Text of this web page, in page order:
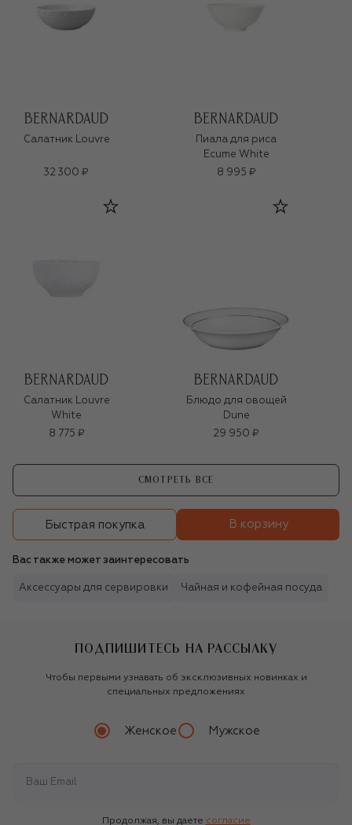
Салатник Louvre
32 300 ₽
Пиала для риса
Ecume White
8 995 ₽
Салатник Louvre
White
8 775 ₽
Блюдо для овощей
Dune
29 950 ₽
СМОТРЕТЬ ВСЕ
Быстрая покупка В корзину
Вас также может заинтересовать
Аксессуары для сервировки Чайная и кофейная посуда
ПОДПИШИТЕСЬ НА РАССЫЛКУ
Чтобы первыми узнавать об эксклюзивных новинках и
специальных предложениях
Женское Мужское
Продолжая, вы даете согласие